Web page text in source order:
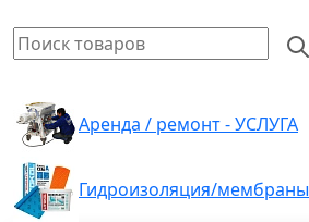
Аренда / ремонт - УСЛУГА
Гидроизоляция/мембраны